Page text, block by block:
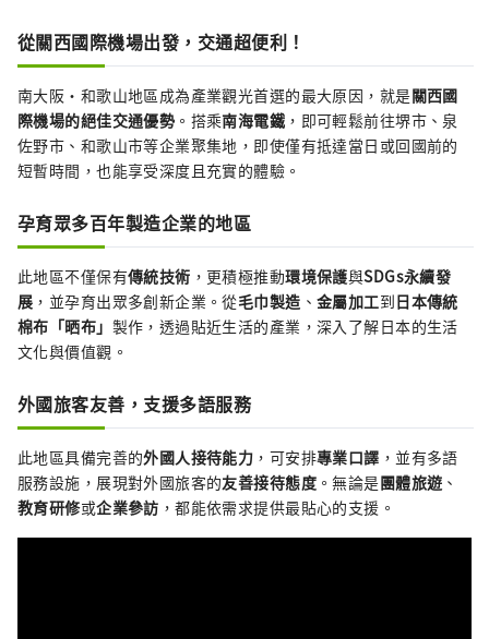
從關西國際機場出發，交通超便利！
南大阪・和歌山地區成為產業觀光首選的最大原因，就是關西國
際機場的絕佳交通優勢 。搭乘南海電鐵 ，即可輕鬆前往堺市、泉
佐野市、和歌山市等企業聚集地，即使僅有抵達當日或回國前的
短暫時間，也能享受深度且充實的體驗。
孕育眾多百年製造企業的地區
此地區不僅保有傳統技術 ，更積極推動環境保護與SDGs永續發
展 ，並孕育出眾多創新企業。從毛巾製造 、 金屬加工到日本傳統
棉布「晒布」 製作，透過貼近生活的產業，深入了解日本的生活
文化與價值觀。
外國旅客友善，支援多語服務
此地區具備完善的外國人接待能力 ，可安排專業口譯 ，並有多語
服務設施，展現對外國旅客的友善接待態度 。無論是團體旅遊 、
教育研修或企業參訪 ，都能依需求提供最貼心的支援。